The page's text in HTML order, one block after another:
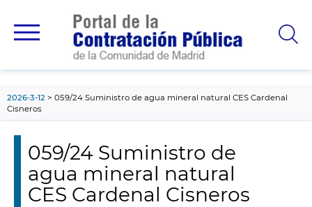
principal
2026-3-12
059/24 Suministro de agua mineral natural CES Cardenal
Cisneros
059/24 Suministro de
agua mineral natural
CES Cardenal Cisneros